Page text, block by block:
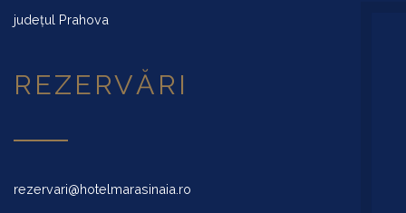
județul Prahova
REZERVĂRI
rezervari@hotelmarasinaia.ro